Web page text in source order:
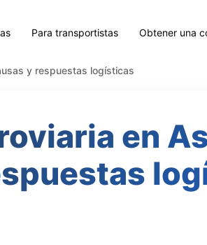
Para transportistas Obtener una
y respuestas logísticas
en